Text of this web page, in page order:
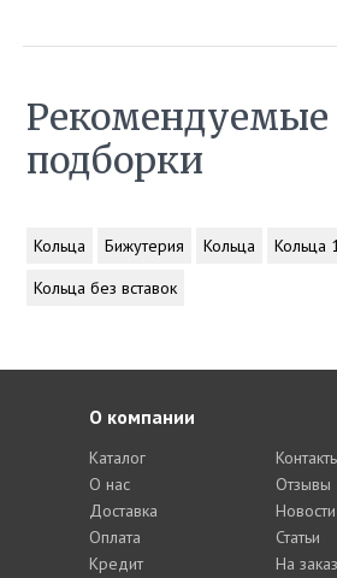
Рекомендуемые
подборки
Кольца Бижутерия Кольца
Кольца
Кольца без вставок
О компании
Каталог
О нас
Доставка
Оплата
Кредит
Отзывы
Новости
Статьи
На заказ